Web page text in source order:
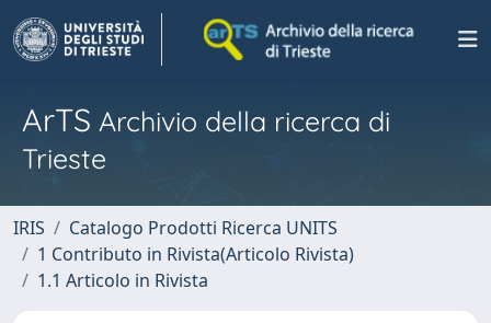
ArTS Archivio della ricerca di
Trieste
IRIS
Catalogo Prodotti Ricerca UNITS
1 Contributo in Rivista(Articolo Rivista)
1.1 Articolo in Rivista